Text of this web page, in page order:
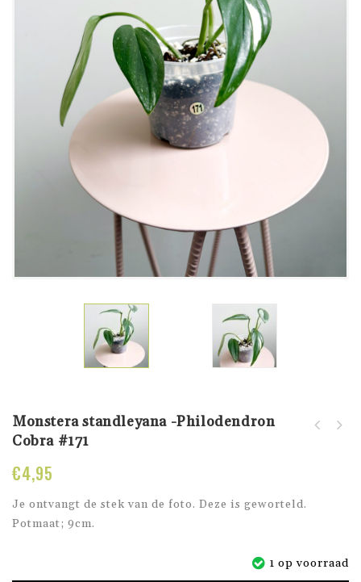
Monstera standleyana -Philodendron
Cobra #171
€4,95
Je ontvangt de stek van de foto. Deze is geworteld.
Potmaat; 9cm.
1 op voorraad